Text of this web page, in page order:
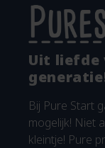
Uit liefde
Bij Pure Start
mogelijk! Niet
kleintje! Pure